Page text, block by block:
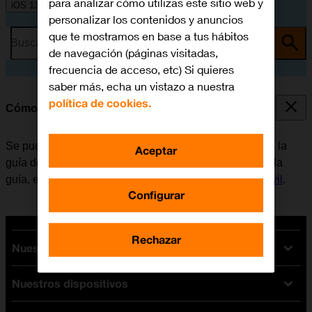
iOS 13.1
Busca por problema o tema
Cómo llamar a un contacto de la guía
Se puede llamar a un contacto, cogiendo el número de la
guía del móvil. Para poder llamar a un contacto desde la
guía, es necesariocrear un contacto en la guía del móvil .
Nuestras tarifas
Tarifas Orange
Tarifas fibra y móvil
Nuestros dispositivos
personalizar los contenidos y anuncios
que te mostramos en base a tus hábitos
de navegación (páginas visitadas,
frecuencia de acceso, etc) Si quieres
saber más, echa un vistazo a nuestra
política de cookies.
Configurar
Rechazar
Aceptar